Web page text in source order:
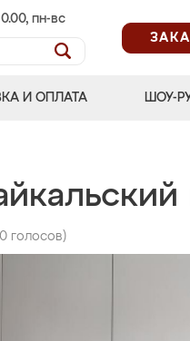
пн-вс
И ОПЛАТА ШОУ-
0 голосов)